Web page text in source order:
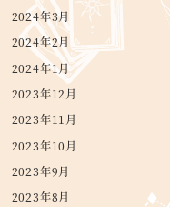
2024年3月
2024年2月
2024年1月
2023年12月
2023年11月
2023年10月
2023年9月
2023年8月